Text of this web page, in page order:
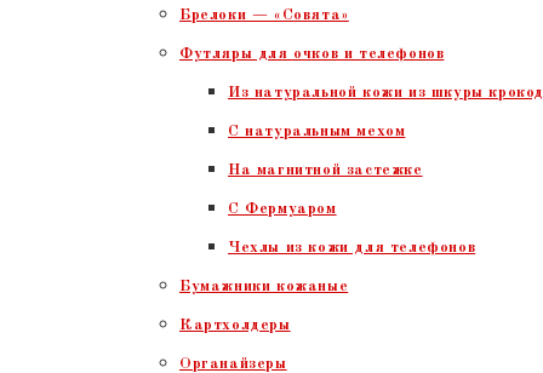
Брелоки — «Совята»
Футляры для очков и телефонов
Из натуральной кожи из шкуры
С натуральным мехом
На магнитной застежке
С Фермуаром
Чехлы из кожи для телефонов
Бумажники кожаные
Картхолдеры
Органайзеры